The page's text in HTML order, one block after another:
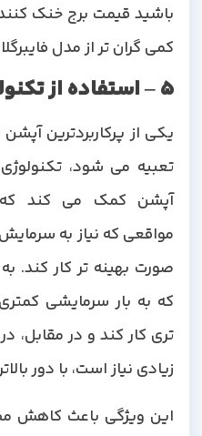
کمی گران تر از مدل
یکی از پرکاربردترین آپشن
آپشن کمک می کند که
مواقعی که نیاز به سرمایش
صورت بهینه تر کار کند. به
که به بار سرمایشی کمتری
تری کار کند و در مقابل، در
زیادی نیاز است، با دور
این ویژگی باعث کاهش